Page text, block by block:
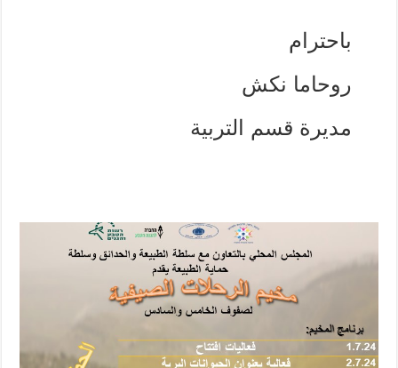
باحترام
روحاما نكش
مديرة قسم التربية